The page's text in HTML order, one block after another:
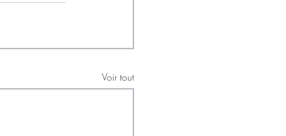
Voir tout